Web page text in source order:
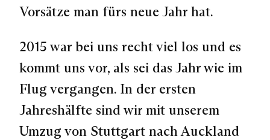
Vorsätze man fürs neue Jahr hat.
2015 war bei uns recht viel los und es
kommt uns vor, als sei das Jahr wie im
Flug vergangen. In der ersten
Jahreshälfte sind wir mit unserem
Umzug von Stuttgart nach Auckland